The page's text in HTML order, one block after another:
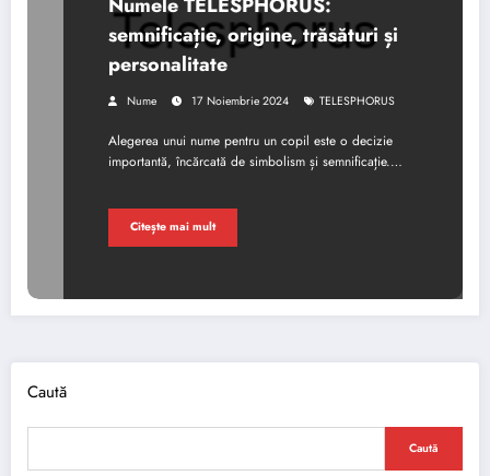
semnificație, origine, trăsături și
personalitate
Nume 17 Noiembrie 2024 TELESPHORUS
Alegerea unui nume pentru un copil este o decizie
importantă, încărcată de simbolism și semnificație.…
Citește mai mult
Caută
Caută